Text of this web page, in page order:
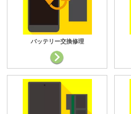
バッテリー交換修理